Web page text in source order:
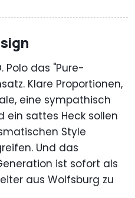
Polo das "Pure-
Klare Proportionen,
eine sympathisch
ein sattes Heck sollen
Style
Und das
ist sofort als
aus Wolfsburg zu